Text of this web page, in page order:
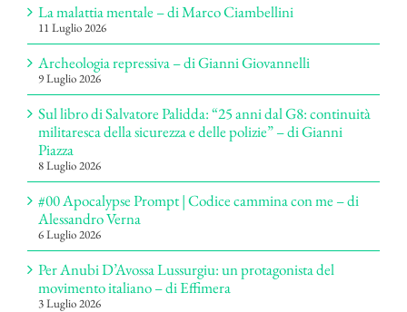
La malattia mentale – di Marco Ciambellini
11 Luglio 2026
Archeologia repressiva – di Gianni Giovannelli
9 Luglio 2026
Sul libro di Salvatore Palidda: “25 anni dal G8: continuità
militaresca della sicurezza e delle polizie” – di Gianni
Piazza
8 Luglio 2026
#00 Apocalypse Prompt | Codice cammina con me – di
Alessandro Verna
6 Luglio 2026
Per Anubi D’Avossa Lussurgiu: un protagonista del
movimento italiano – di Effimera
3 Luglio 2026